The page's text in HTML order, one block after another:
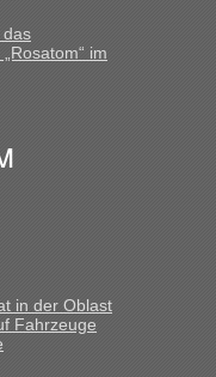
das
im
in der Oblast
Fahrzeuge